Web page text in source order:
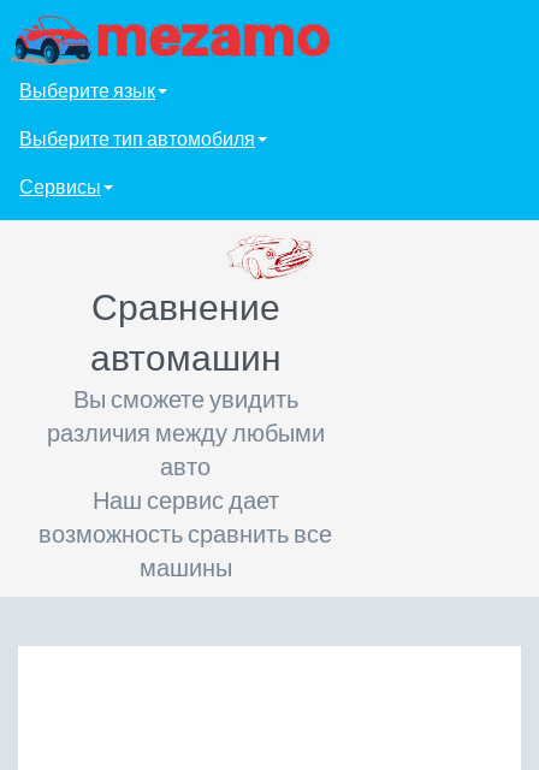
Выберите язык
Выберите тип автомобиля
Сервисы
Сравнение
автомашин
Вы сможете увидить
различия между любыми
авто
Наш сервис дает
возможность сравнить все
машины